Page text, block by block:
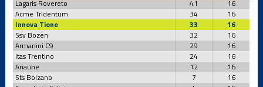
Lagaris Rovereto
41
16
Acme Tridentum
34
16
Innova Tione
33
16
Ssv Bozen
32
16
Armanini C9
29
16
Itas Trentino
24
16
Anaune
12
16
Sts Bolzano
7
16